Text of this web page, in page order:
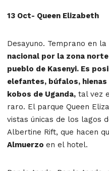
13 Oct- Queen Elizabeth
Desayuno. Temprano en la
nacional por la zona
pueblo de Kasenyi. Es
elefantes, búfalos,
kobos de Uganda, tal vez
raro. El parque Queen
vistas únicas de los lagos
Albertine Rift, que hacen
Almuerzo en el hotel.